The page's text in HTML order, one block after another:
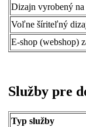
Dizajn vyrobený
Voľne šíriteľný
E-shop (webshop)
Služby pre
Typ služby